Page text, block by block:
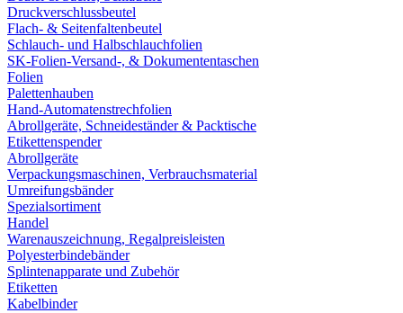
Druckverschlussbeutel
Flach- & Seitenfaltenbeutel
Schlauch- und Halbschlauchfolien
SK-Folien-Versand-, & Dokumententaschen
Folien
Palettenhauben
Hand-Automatenstrechfolien
Abrollgeräte, Schneideständer & Packtische
Etikettenspender
Abrollgeräte
Verpackungsmaschinen, Verbrauchsmaterial
Umreifungsbänder
Spezialsortiment
Handel
Warenauszeichnung, Regalpreisleisten
Polyesterbindebänder
Splintenapparate und Zubehör
Etiketten
Kabelbinder